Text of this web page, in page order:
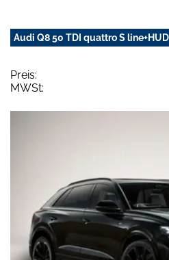
Audi Q8 50 TDI quattro S
Preis:
MWSt: